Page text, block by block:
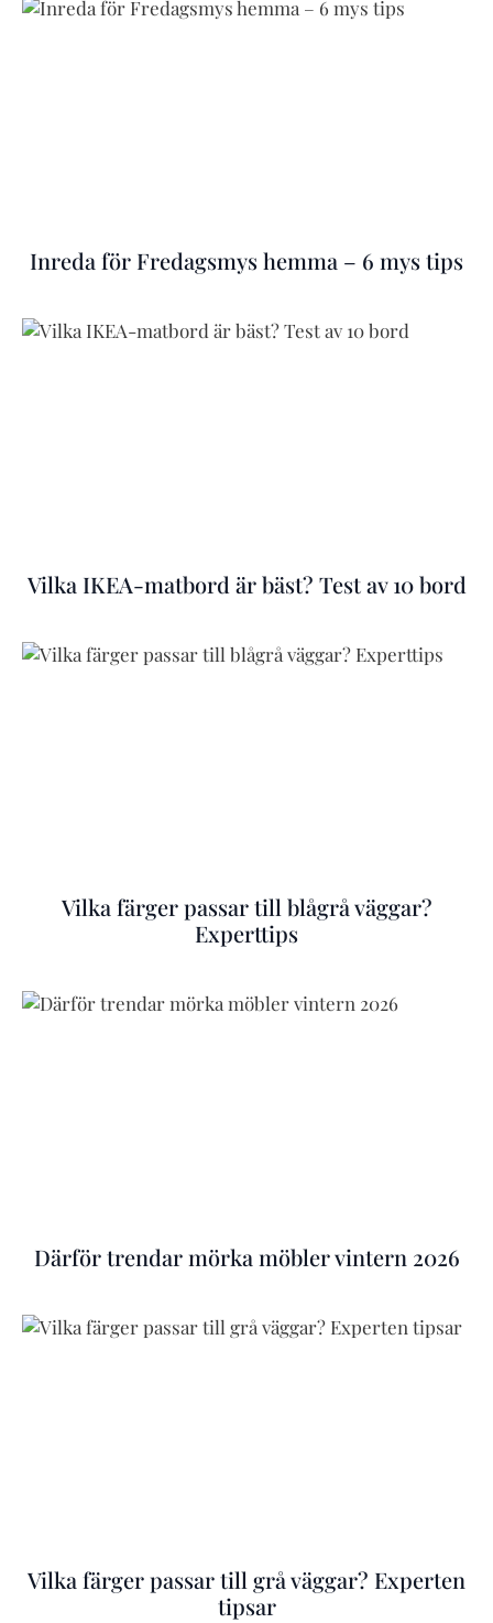
Inreda för Fredagsmys hemma – 6 mys tips
Vilka IKEA-matbord är bäst? Test av 10 bord
Vilka färger passar till blågrå väggar?
Experttips
Därför trendar mörka möbler vintern 2026
Vilka färger passar till grå väggar? Experten
tipsar